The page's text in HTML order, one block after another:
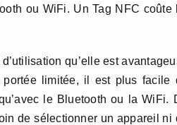
ou WiFi. Un Tag NFC coûte
qu’elle est
limitée, il est plus facile
le Bluetooth ou la WiFi.
de sélectionner un appareil ni